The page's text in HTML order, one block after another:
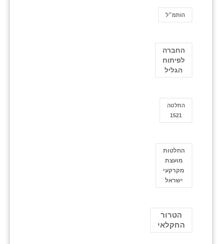
הותמ״ל
החברה
לפיתוח
הגליל
החלטה
1521
החלטות
מועצת
מקרקעי
ישראל
הטרור
החקלאי